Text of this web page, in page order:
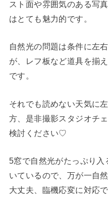
スト面や雰囲気のある写
はとても魅力的です。
自然光の問題は条件に左
が、レフ板など道具を揃
です。
それでも読めない天気に
方、是非撮影スタジオチ
検討ください♡
5窓で自然光がたっぷり
いているので、万が一自
大丈夫、臨機応変に対応